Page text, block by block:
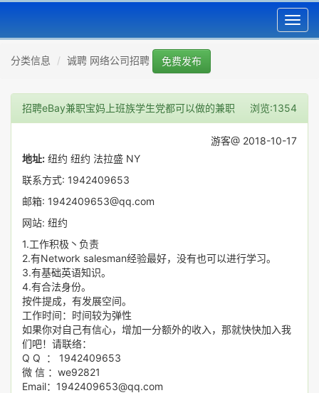
分类信息 诚聘 网络公司招聘 免费发布
招聘eBay兼职宝妈上班族学生党都可以做的兼职 浏览:1354
游客@ 2018-10-17
地址: 纽约 纽约 法拉盛 NY
联系方式: 1942409653
邮箱: 1942409653@qq.com
网站: 纽约
1.工作积极丶负责
2.有Network salesman经验最好，没有也可以进行学习。
3.有基础英语知识。
4.有合法身份。
按件提成，有发展空间。
工作时间：时间较为弹性
如果你对自己有信心，增加一分额外的收入，那就快快加入我
们吧！请联络：
Q Q ： 1942409653
微 信 ：we92821
Email：1942409653@qq.com